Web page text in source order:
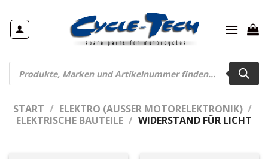
Inhalt
springen
Products
search
START / ELEKTRO (AUSSER MOTORELEKTRONIK) /
ELEKTRISCHE BAUTEILE / WIDERSTAND FÜR LICHT